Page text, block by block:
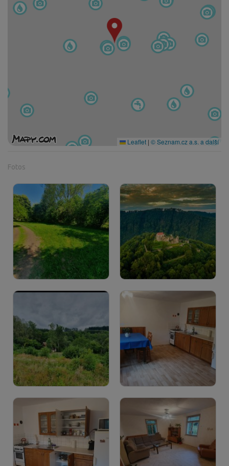
Leaflet | © Seznam.cz a.s. a další
Fotos